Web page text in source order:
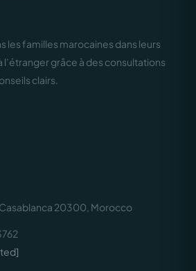
les familles marocaines dans leurs
l’étranger grâce à des consultations
clairs.
Casablanca 20300, Morocco